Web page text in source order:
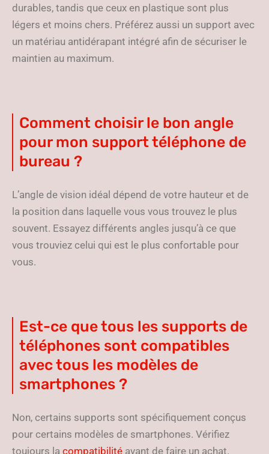
durables, tandis que ceux en plastique sont plus
légers et moins chers. Préférez aussi un support avec
un matériau antidérapant intégré afin de sécuriser le
maintien au maximum.
Comment choisir le bon angle
pour mon support téléphone de
bureau ?
L’angle de vision idéal dépend de votre hauteur et de
la position dans laquelle vous vous trouvez le plus
souvent. Essayez différents angles jusqu’à ce que
vous trouviez celui qui est le plus confortable pour
vous.
Est-ce que tous les supports de
téléphones sont compatibles
avec tous les modèles de
smartphones ?
Non, certains supports sont spécifiquement conçus
pour certains modèles de smartphones. Vérifiez
toujours la compatibilité avant de faire un achat.